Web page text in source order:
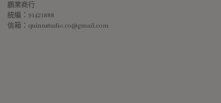
鵬業商行
統編：91421888
信箱：quinnstudio.co@gmail.com